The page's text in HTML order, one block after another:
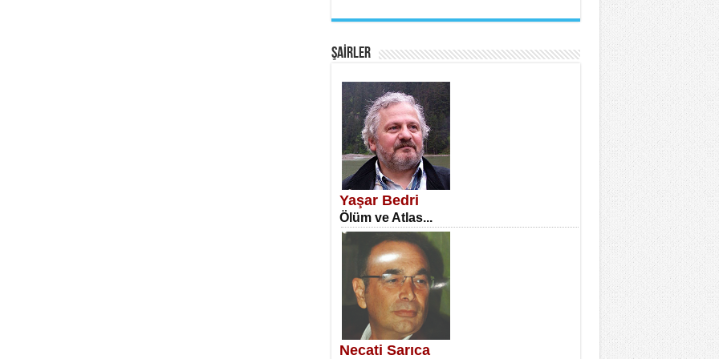
SATILMIŞ ÜMİT ÇETİNKAYA
Erkenlik...
NECLA DİLEK ARSLAN
Öğretmenler Günü Mahkemesi...
ŞAİRLER
Yaşar Bedri
Ölüm ve Atlas...
Necati Sarıca